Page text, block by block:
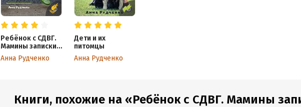
Ребёнок с СДВГ.
Мамины записки
о жизни с
Непоседой
Анна Рудченко
Дети и их
питомцы
Анна Рудченко
Книги, похожие на «Ребёнок с СДВГ. Мамины